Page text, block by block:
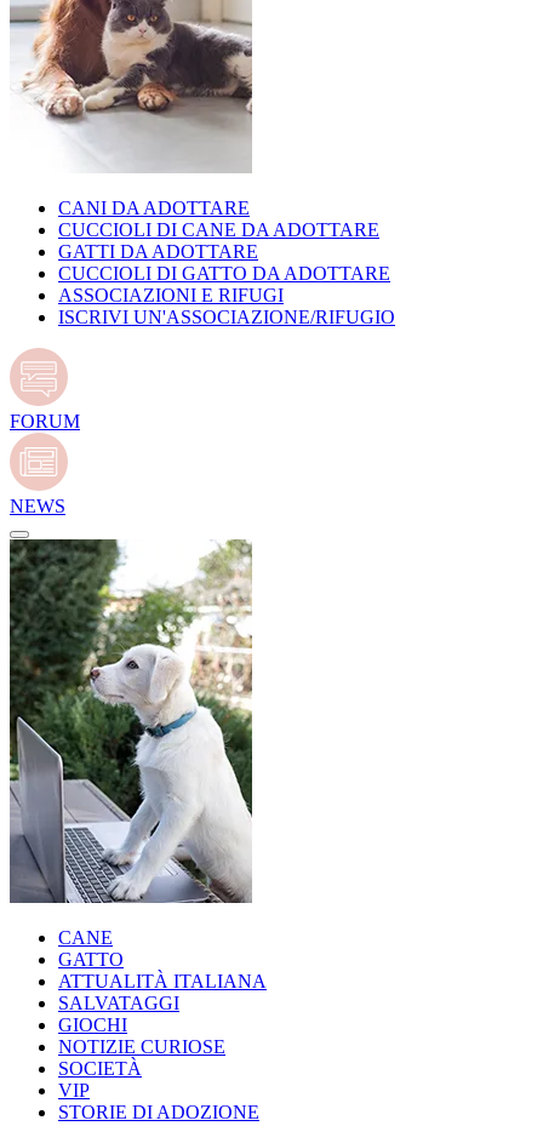
CANI DA ADOTTARE
CUCCIOLI DI CANE DA ADOTTARE
GATTI DA ADOTTARE
CUCCIOLI DI GATTO DA ADOTTARE
ASSOCIAZIONI E RIFUGI
ISCRIVI UN'ASSOCIAZIONE/RIFUGIO
FORUM
NEWS
CANE
GATTO
ATTUALITÀ ITALIANA
SALVATAGGI
GIOCHI
NOTIZIE CURIOSE
SOCIETÀ
VIP
STORIE DI ADOZIONE